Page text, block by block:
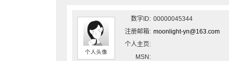
个人头像
数字ID: 00000045344
注册邮箱: moonlight-yn@163.com
个人主页:
MSN: